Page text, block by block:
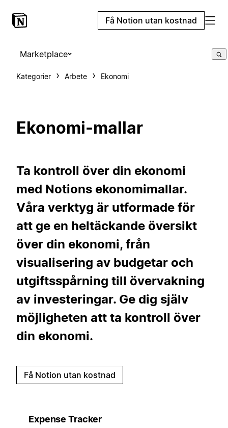
Få Notion utan kostnad
Marketplace
Kategorier Arbete Ekonomi
Ekonomi-mallar
Ta kontroll över din ekonomi
med Notions ekonomimallar.
Våra verktyg är utformade för
att ge en heltäckande översikt
över din ekonomi, från
visualisering av budgetar och
utgiftsspårning till övervakning
av investeringar. Ge dig själv
möjligheten att ta kontroll över
din ekonomi.
Få Notion utan kostnad
Expense Tracker